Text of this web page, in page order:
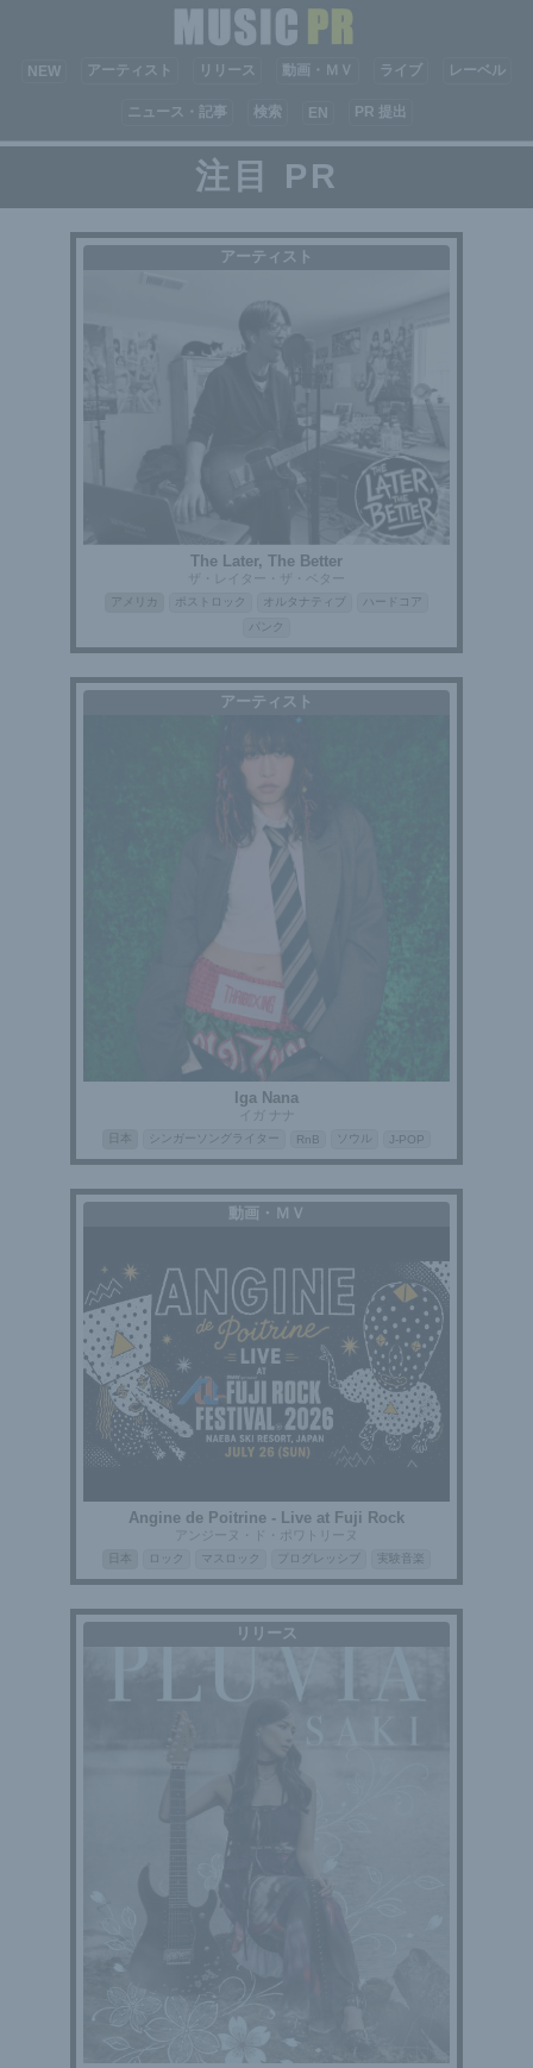
NEW アーティスト リリース 動画・ＭＶ ライブ レーベル
ニュース・記事 検索 EN PR 提出
注目 PR
アーティスト
The Later, The Better
ザ・レイター・ザ・ベター
アメリカ ポストロック オルタナティブ
ハードコア
パンク
アーティスト
Iga Nana
イガ ナナ
シンガーソングライター RnB ソウル J-POP
動画・ＭＶ
Angine de Poitrine - Live at Fuji Rock
アンジーヌ・ド・ポワトリーヌ
ロック マスロック プログレッシブ 実験音楽
リリース